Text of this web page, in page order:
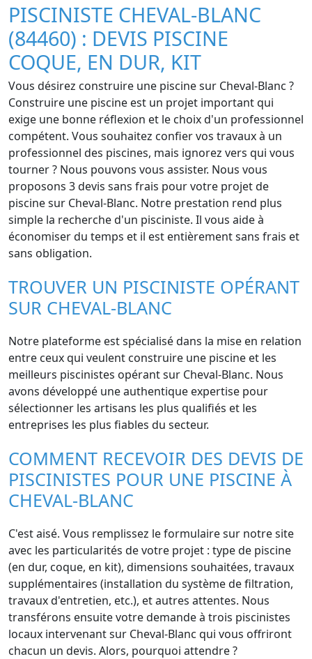
PISCINISTE CHEVAL-BLANC
(84460) : DEVIS PISCINE
COQUE, EN DUR, KIT
Vous désirez construire une piscine sur Cheval-Blanc ?
Construire une piscine est un projet important qui
exige une bonne réflexion et le choix d'un professionnel
compétent. Vous souhaitez confier vos travaux à un
professionnel des piscines, mais ignorez vers qui vous
tourner ? Nous pouvons vous assister. Nous vous
proposons 3 devis sans frais pour votre projet de
piscine sur Cheval-Blanc. Notre prestation rend plus
simple la recherche d'un pisciniste. Il vous aide à
économiser du temps et il est entièrement sans frais et
sans obligation.
TROUVER UN PISCINISTE OPÉRANT
SUR CHEVAL-BLANC
Notre plateforme est spécialisé dans la mise en relation
entre ceux qui veulent construire une piscine et les
meilleurs piscinistes opérant sur Cheval-Blanc. Nous
avons développé une authentique expertise pour
sélectionner les artisans les plus qualifiés et les
entreprises les plus fiables du secteur.
COMMENT RECEVOIR DES DEVIS DE
PISCINISTES POUR UNE PISCINE À
CHEVAL-BLANC
C'est aisé. Vous remplissez le formulaire sur notre site
avec les particularités de votre projet : type de piscine
(en dur, coque, en kit), dimensions souhaitées, travaux
supplémentaires (installation du système de filtration,
travaux d'entretien, etc.), et autres attentes. Nous
transférons ensuite votre demande à trois piscinistes
locaux intervenant sur Cheval-Blanc qui vous offriront
chacun un devis. Alors, pourquoi attendre ?